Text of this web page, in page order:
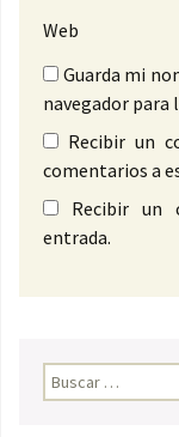
Web
Guarda mi
navegador para
Recibir un
comentarios a
Recibir un
entrada.
Buscar: